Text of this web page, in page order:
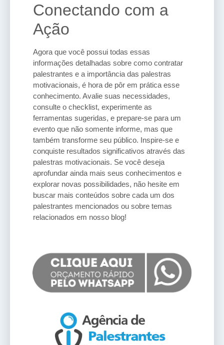
Conectando com a
Ação
Agora que você possui todas essas
informações detalhadas sobre como contratar
palestrantes e a importância das palestras
motivacionais, é hora de pôr em prática esse
conhecimento. Avalie suas necessidades,
consulte o checklist, experimente as
ferramentas sugeridas, e prepare-se para um
evento que não somente informe, mas que
também transforme seu público. Inspire-se e
conquiste resultados significativos através das
palestras motivacionais. Se você deseja
aprofundar ainda mais seus conhecimentos e
explorar novas possibilidades, não hesite em
buscar mais conteúdos sobre cada um dos
palestrantes mencionados ou sobre temas
relacionados em nosso blog!